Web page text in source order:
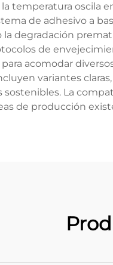
temperatura oscila
de adhesivo a
degradación
de
acomodar
variantes
La
de producción